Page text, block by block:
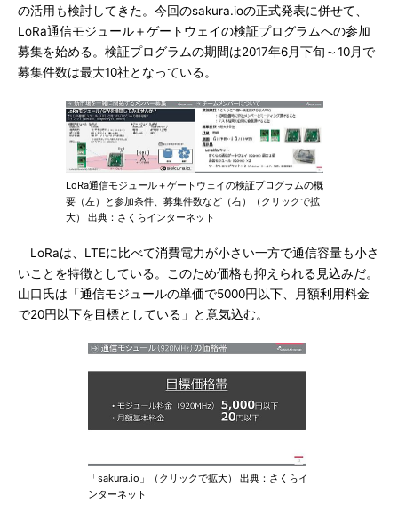
の活用も検討してきた。今回のsakura.ioの正式発表に併せて、
LoRa通信モジュール＋ゲートウェイの検証プログラムへの参加
募集を始める。検証プログラムの期間は2017年6月下旬～10月で
募集件数は最大10社となっている。
LoRa通信モジュール＋ゲートウェイの検証プログラムの概
要（左）と参加条件、募集件数など（右）（クリックで拡
大） 出典：さくらインターネット
LoRaは、LTEに比べて消費電力が小さい一方で通信容量も小さ
いことを特徴としている。このため価格も抑えられる見込みだ。
山口氏は「通信モジュールの単価で5000円以下、月額利用料金
で20円以下を目標としている」と意気込む。
「sakura.io」（クリックで拡大） 出典：さくらイ
ンターネット